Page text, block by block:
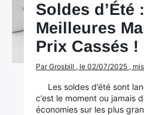
Soldes d’Été
Meilleures
Prix Cassés !
Par Grosbill , le 02/07/2025 ,
Les soldes d’été sont
c’est le moment ou jamais
économies sur les plus
Rechercher